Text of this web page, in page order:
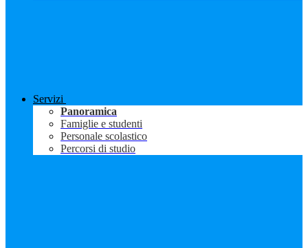
Servizi
Panoramica
Famiglie e studenti
Personale scolastico
Percorsi di studio